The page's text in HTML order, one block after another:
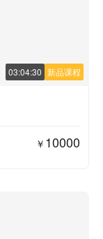
新品课程
03:04:30
￥ 10000